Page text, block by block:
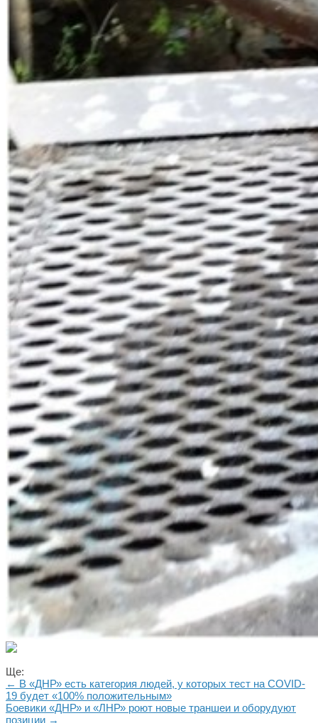
Ще:
← В «ДНР» есть категория людей, у которых тест на COVID-
19 будет «100% положительным»
Боевики «ДНР» и «ЛНР» роют новые траншеи и оборудуют
позиции →